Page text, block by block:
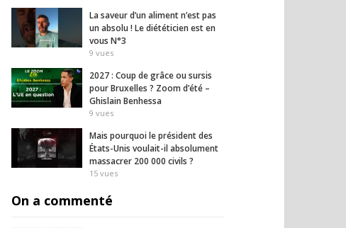
La saveur d’un aliment n’est pas
un absolu ! Le diététicien est en
vous N°3
9 vues
2027 : Coup de grâce ou sursis
pour Bruxelles ? Zoom d’été –
Ghislain Benhessa
9 vues
Mais pourquoi le président des
États-Unis voulait-il absolument
massacrer 200 000 civils ?
15 vues
On a commenté